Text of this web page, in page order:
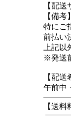
【配
【備
特にご
前払い
上記
※発送
【配
午前中
【送料